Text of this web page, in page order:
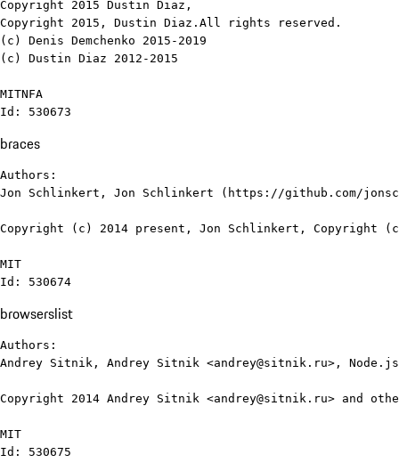
Copyright 2015 Dustin Diaz,
Copyright 2015, Dustin Diaz.All rights reserved.
(c) Denis Demchenko 2015-2019
(c) Dustin Diaz 2012-2015
MITNFA
Id: 530673
braces
Authors:
Jon Schlinkert, Jon Schlinkert (https://github.com/
Copyright (c) 2014 present, Jon Schlinkert, Copyright
MIT
Id: 530674
browserslist
Authors:
Andrey Sitnik, Andrey Sitnik <andrey@sitnik.ru>,
Copyright 2014 Andrey Sitnik <andrey@sitnik.ru> and
MIT
Id: 530675